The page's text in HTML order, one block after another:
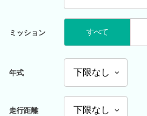
ミッション すべて
年式
走行距離